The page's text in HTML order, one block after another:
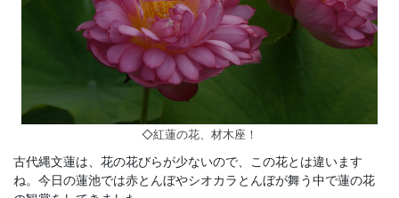
◇紅蓮の花、材木座！
古代縄文蓮は、花の花びらが少ないので、この花とは違います
ね。今日の蓮池では赤とんぼやシオカラとんぼが舞う中で蓮の花